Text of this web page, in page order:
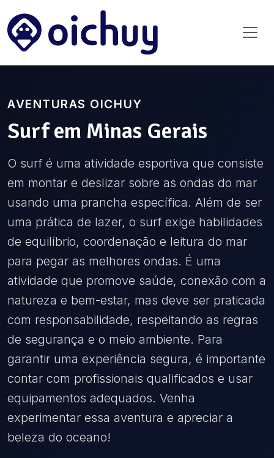
AVENTURAS OICHUY
Surfem Minas Gerais
O surf é uma atividade esportiva que consiste
em montar e deslizar sobre as ondas do mar
usando uma prancha específica. Além de ser
uma prática de lazer, o surf exige habilidades
de equilíbrio, coordenação e leitura do mar
para pegar as melhores ondas. É uma
atividade que promove saúde, conexão com a
natureza e bem-estar, mas deve ser praticada
com responsabilidade, respeitando as regras
de segurança e o meio ambiente. Para
garantir uma experiência segura, é importante
contar com profissionais qualificados e usar
equipamentos adequados. Venha
experimentar essa aventura e apreciar a
beleza do oceano!